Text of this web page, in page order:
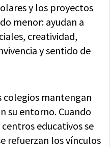
y los proyectos
menor: ayudan a
creatividad,
y sentido de
mantengan
su entorno. Cuando
educativos se
refuerzan los vínculos